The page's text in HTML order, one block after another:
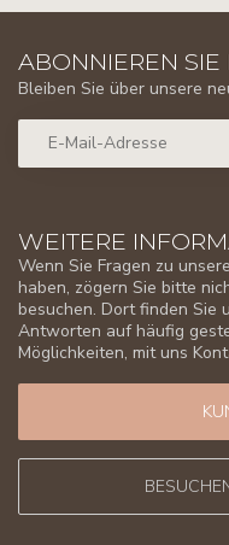
WEITERE
Wenn Sie Fragen zu
haben, zögern Sie bitte
besuchen. Dort finden Sie
Antworten auf häufig
Möglichkeiten, mit uns
ABONNIEREN
Bleiben Sie über unsere